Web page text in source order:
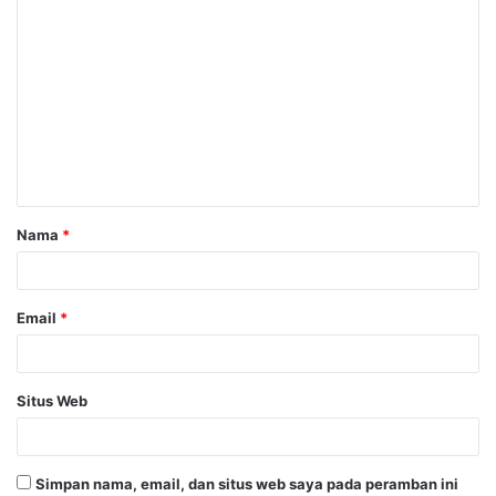
a
r
Nama *
Email *
Situs Web
Simpan nama, email, dan situs web saya pada peramban ini